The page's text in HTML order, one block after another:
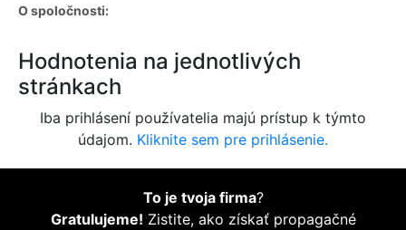
O spoločnosti:
Hodnotenia na jednotlivých
stránkach
Iba prihlásení používatelia majú prístup k týmto
údajom. Kliknite sem pre prihlásenie.
To je tvoja firma?
Gratulujeme! Zistite, ako získať propagačné